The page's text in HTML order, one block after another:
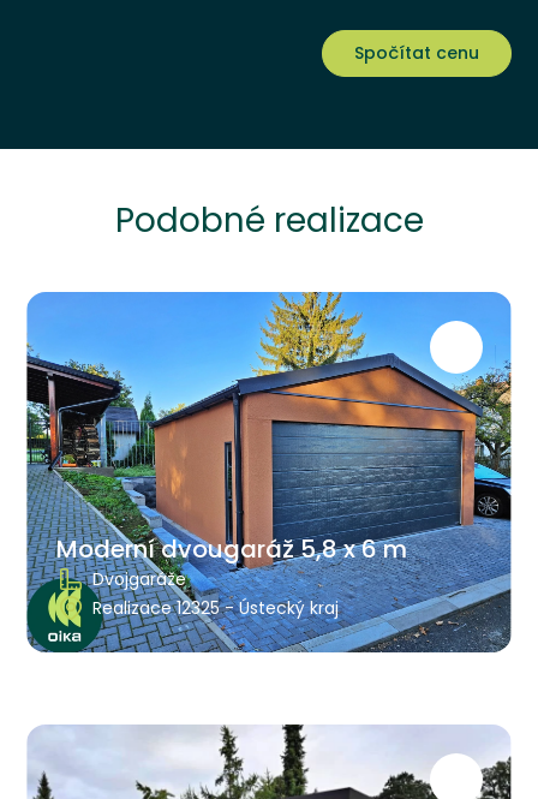
Spočítat cenu
Podobné realizace
Moderní dvougaráž 5,8 x 6 m
Dvojgaráže
Realizace 12325 - Ústecký kraj